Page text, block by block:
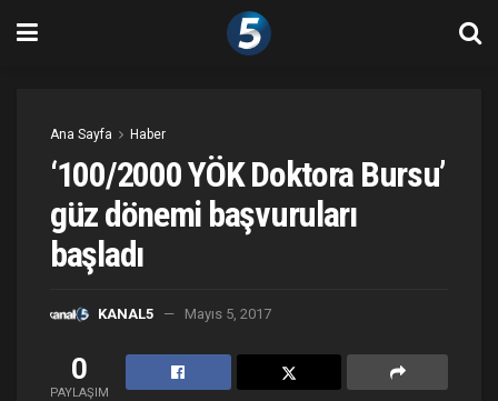
Ana Sayfa Haber
‘100/2000 YÖK Doktora Bursu’
güz dönemi başvuruları
başladı
KANAL5 Mayıs 5, 2017
0
PAYLAŞIM